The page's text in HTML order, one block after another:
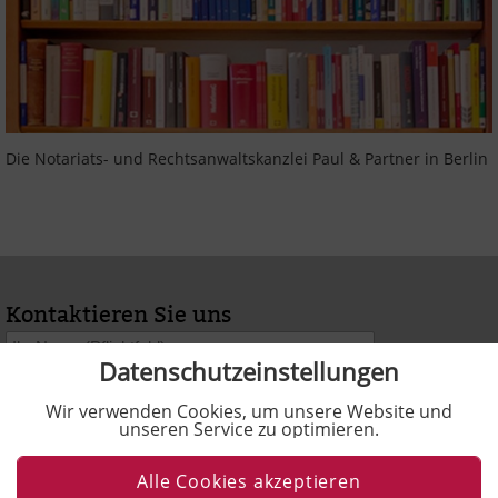
Datenschutzeinstellungen
Wir verwenden Cookies, um unsere Website und
unseren Service zu optimieren.
Alle Cookies akzeptieren
Die Notariats- und Rechtsanwaltskanzlei Paul & Partner in Berlin
Kontaktieren Sie uns